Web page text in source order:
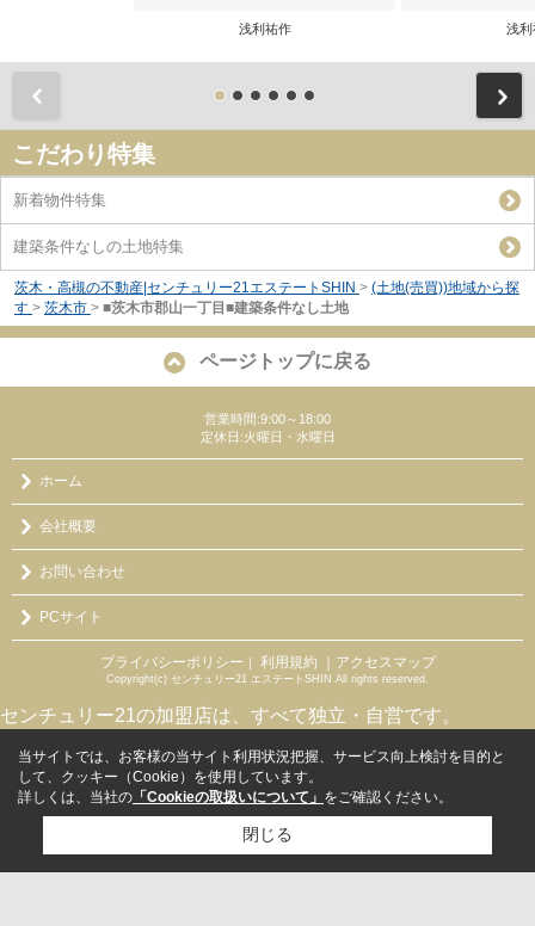
浅利祐作 浅利
こだわり特集
新着物件特集
建築条件なしの土地特集
茨木・高槻の不動産|センチュリー21エステートSHIN > (土地(売買))地域から探
す > 茨木市 > ■茨木市郡山一丁目■建築条件なし土地
ページトップに戻る
営業時間:9:00～18:00
定休日:火曜日・水曜日
ホーム
会社概要
お問い合わせ
PCサイト
プライバシーポリシー 利用規約 ｜アクセスマップ
Copyright(c) センチュリー21 エステートSHIN All rights reserved.
センチュリー21の加盟店は、すべて独立・自営です。
当サイトでは、お客様の当サイト利用状況把握、サービス向上検討を目的と
して、クッキー（Cookie）を使用しています。
詳しくは、当社の 「Cookieの取扱いについて」 をご確認ください。
閉じる